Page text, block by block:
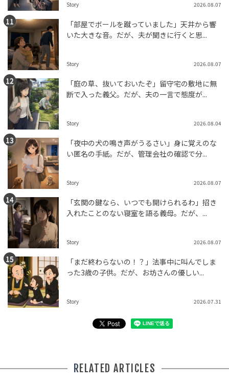
Story 2026.08.07
「部屋でボールを蹴っていました」天井から響
いた大きな音。だが、夫が聞きに行くと思...
Story 2026.08.07
「庭の草、抜いておいたぞ」留守宅の敷地に無
断で入った義父。だが、夫の一言で態度が...
Story 2026.08.04
「夜中の犬の鳴き声がうるさい」身に覚えのな
い匿名の手紙。だが、管理会社の確認で分...
Story 2026.08.07
「玄関の鍵なら、いつでも開けられるわ」招き
入れたことのない寝室を語る義母。だが、...
Story 2026.08.07
「まだ終わらないの！？」法事中に叫んでしま
った3歳の子供。だが、お坊さんの優しい...
Story 2026.07.31
RELATED ARTICLES